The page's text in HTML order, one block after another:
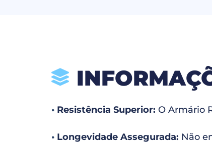
• Resistência Superior: O Armário
• Longevidade Assegurada: Não